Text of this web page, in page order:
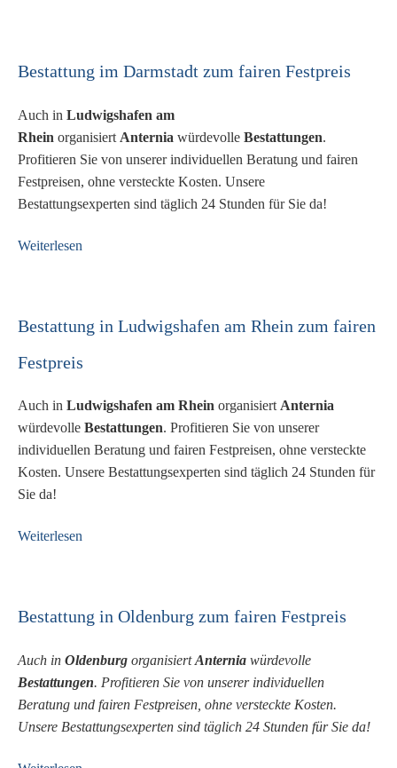
Bestattung im Darmstadt zum fairen Festpreis
Auch in Ludwigshafen am
Rhein organisiert Anternia würdevolle Bestattungen.
Profitieren Sie von unserer individuellen Beratung und fairen
Festpreisen, ohne versteckte Kosten. Unsere
Bestattungsexperten sind täglich 24 Stunden für Sie da!
Weiterlesen
Bestattung in Ludwigshafen am Rhein zum fairen
Festpreis
Auch in Ludwigshafen am Rhein organisiertAnternia
würdevolle Bestattungen. Profitieren Sie von unserer
individuellen Beratung und fairen Festpreisen, ohne versteckte
Kosten. Unsere Bestattungsexperten sind täglich 24 Stunden für
Sie da!
Weiterlesen
Bestattung in Oldenburg zum fairen Festpreis
Auch in Oldenburg organisiertAnternia würdevolle
Bestattungen. Profitieren Sie von unserer individuellen
Beratung und fairen Festpreisen, ohne versteckte Kosten.
Unsere Bestattungsexperten sind täglich 24 Stunden für Sie da!